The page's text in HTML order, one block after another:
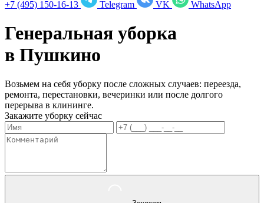
+7 (495) 150-16-13 Telegram VK WhatsApp
Генеральная уборка
в Пушкино
Возьмем на себя уборку после сложных случаев: переезда,
ремонта, перестановки, вечеринки или после долгого
перерыва в клининге.
Закажите уборку сейчас